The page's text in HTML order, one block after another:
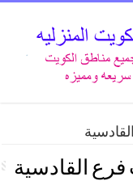
القادسية